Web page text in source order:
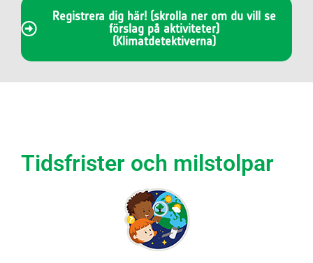
Registrera dig här! (skrolla ner om du vill se
förslag på aktiviteter)
(Klimatdetektiverna)
Tidsfrister och milstolpar